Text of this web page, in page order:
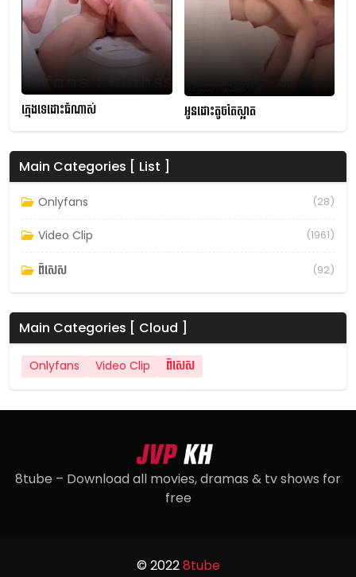
ក្មេងទេដោះធំណាស់ អូនដោះតូចតែស្អាត
Main Categories [ List ]
Onlyfans (28)
Video Clip (1961)
ពិសេស (92)
Main Categories [ Cloud ]
Onlyfans Video Clip ពិសេស
8tube – Download all movies, dramas & tv shows for
free
© 20228tube